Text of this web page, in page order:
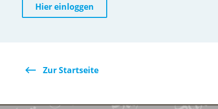
Hier einloggen
Zur Startseite